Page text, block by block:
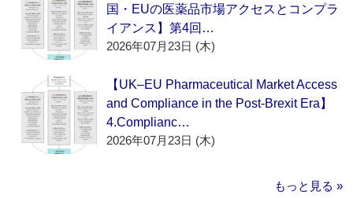
国・EUの医薬品市場アクセスとコンプラ
イアンス】第4回…
2026年07月23日 (木)
【UK–EU Pharmaceutical Market Access
and Compliance in the Post-Brexit Era】
4.Complianc…
2026年07月23日 (木)
もっと見る »